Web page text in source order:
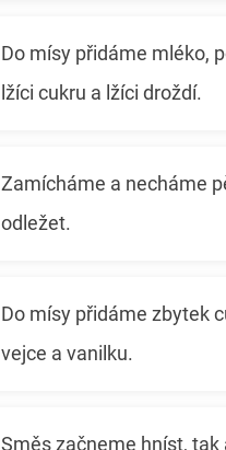
Do mísy přidáme mléko,
lžíci cukru a lžíci droždí.
Zamícháme a necháme
odležet.
Do mísy přidáme zbytek
vejce a vanilku.
Směs začneme hníst, tak